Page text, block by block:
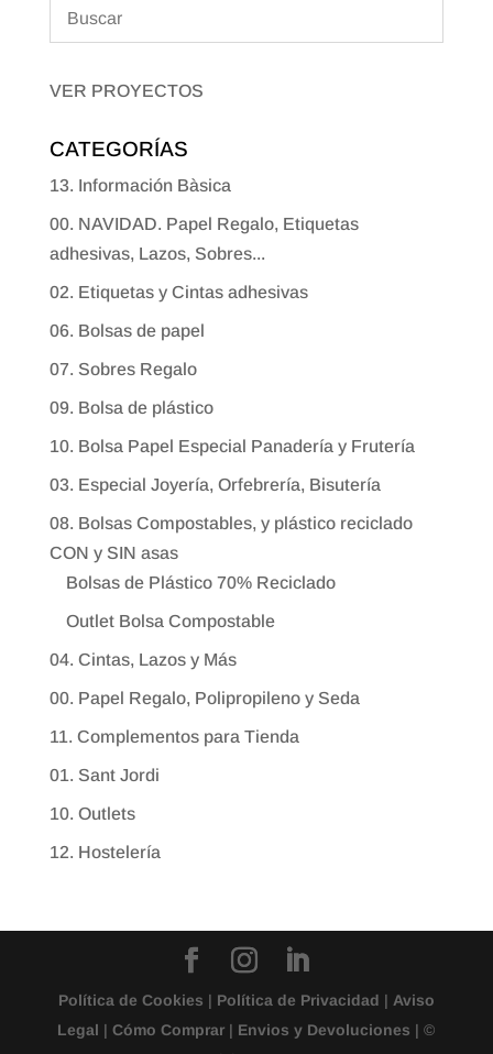
VER PROYECTOS
CATEGORÍAS
13. Información Bàsica
00. NAVIDAD. Papel Regalo, Etiquetas
adhesivas, Lazos, Sobres...
02. Etiquetas y Cintas adhesivas
06. Bolsas de papel
07. Sobres Regalo
09. Bolsa de plástico
10. Bolsa Papel Especial Panadería y Frutería
03. Especial Joyería, Orfebrería, Bisutería
08. Bolsas Compostables, y plástico reciclado
CON y SIN asas
Bolsas de Plástico 70% Reciclado
Outlet Bolsa Compostable
04. Cintas, Lazos y Más
00. Papel Regalo, Polipropileno y Seda
11. Complementos para Tienda
01. Sant Jordi
10. Outlets
12. Hostelería
Política de Cookies | Política de Privacidad | Aviso
Legal |Cómo Comprar | Envios y Devoluciones | ©